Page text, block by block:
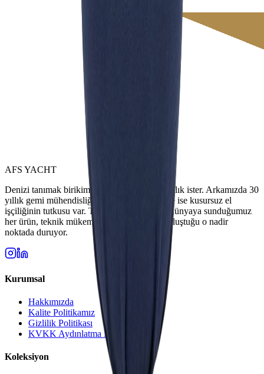
AFS YACHT
Denizi tanımak birikim, ona şekil vermek ustalık ister. Arkamızda 30
yıllık gemi mühendisliği tecrübesi, ellerimizde ise kusursuz el
işçiliğinin tutkusu var. Türkiye’de tasarlayıp dünyaya sunduğumuz
her ürün, teknik mükemmellik ile estetiğin buluştuğu o nadir
noktada duruyor.
Kurumsal
Hakkımızda
Kalite Politikamız
Gizlilik Politikası
KVKK Aydınlatma Metni
Koleksiyon